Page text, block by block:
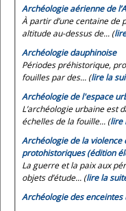
Archéologie aérienne de
À partir d’une centaine de
altitude au-dessus de... (
Archéologie dauphinoise
Périodes préhistorique,
fouilles par des... (lire la
Archéologie de l'espace
L’archéologie urbaine est
échelles de la fouille... (lire
Archéologie de la
protohistoriques (édition
La guerre et la paix aux
objets d’étude... (lire la
Archéologie des